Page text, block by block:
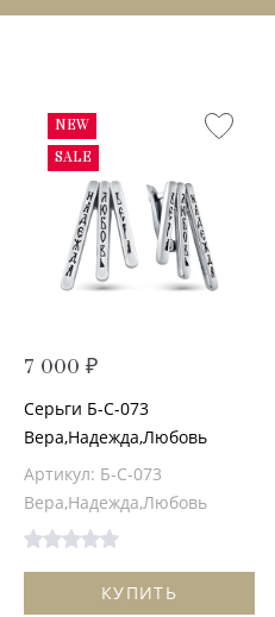
NEW
SALE
7 000 ₽
Серьги Б-С-073
Вера,Надежда,Любовь
Артикул: Б-С-073
Вера,Надежда,Любовь
КУПИТЬ